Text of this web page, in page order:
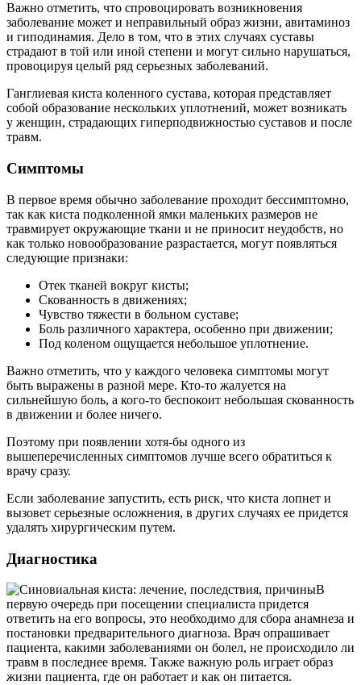
Важно отметить, что спровоцировать возникновения
заболевание может и неправильный образ жизни, авитаминоз
и гиподинамия. Дело в том, что в этих случаях суставы
страдают в той или иной степени и могут сильно нарушаться,
провоцируя целый ряд серьезных заболеваний.
Ганглиевая киста коленного сустава, которая представляет
собой образование нескольких уплотнений, может возникать
у женщин, страдающих гиперподвижностью суставов и после
травм.
Симптомы
В первое время обычно заболевание проходит бессимптомно,
так как киста подколенной ямки маленьких размеров не
травмирует окружающие ткани и не приносит неудобств, но
как только новообразование разрастается, могут появляться
следующие признаки:
Отек тканей вокруг кисты;
Скованность в движениях;
Чувство тяжести в больном суставе;
Боль различного характера, особенно при движении;
Под коленом ощущается небольшое уплотнение.
Важно отметить, что у каждого человека симптомы могут
быть выражены в разной мере. Кто-то жалуется на
сильнейшую боль, а кого-то беспокоит небольшая скованность
в движении и более ничего.
Поэтому при появлении хотя-бы одного из
вышеперечисленных симптомов лучше всего обратиться к
врачу сразу.
Если заболевание запустить, есть риск, что киста лопнет и
вызовет серьезные осложнения, в других случаях ее придется
удалять хирургическим путем.
Диагностика
В
первую очередь при посещении специалиста придется
ответить на его вопросы, это необходимо для сбора анамнеза и
постановки предварительного диагноза. Врач опрашивает
пациента, какими заболеваниями он болел, не происходило ли
травм в последнее время. Также важную роль играет образ
жизни пациента, где он работает и как он питается.